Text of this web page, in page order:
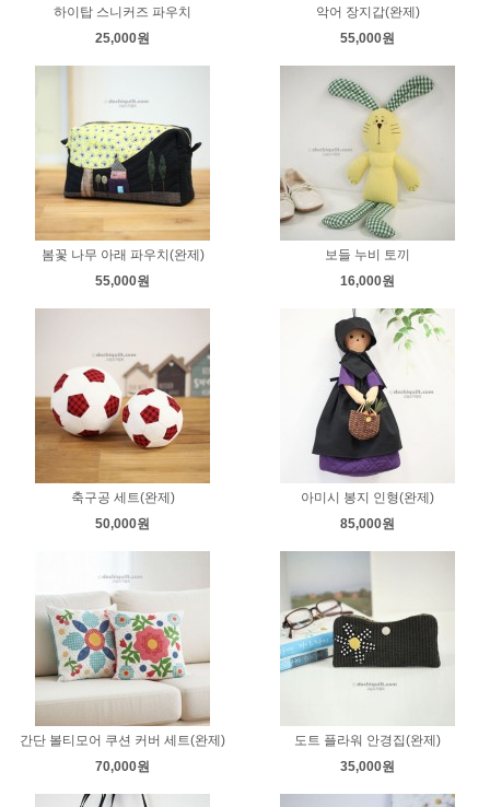
하이탑 스니커즈 파우치
25,000원
악어 장지갑(완제)
55,000원
봄꽃 나무 아래 파우치(완제)
55,000원
보들 누비 토끼
16,000원
축구공 세트(완제)
50,000원
아미시 봉지 인형(완제)
85,000원
간단 볼티모어 쿠션 커버 세트(완제)
70,000원
도트 플라워 안경집(완제)
35,000원